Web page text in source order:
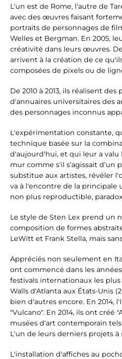
L'un est de Rome, l'autre de
avec des œuvres faisant
portraits de personnages de
Welles et Bergman. En 2005,
créativité dans leurs œuvres.
arrivent à la création de ce
composées de pixels ou de
De 2010 à 2013, ils réalisent
d'annuaires universitaires des
des personnages inconnus
L'expérimentation constante,
technique basée sur la
d'aujourd'hui, et qui leur a valu
mur comme s'il s'agissait d'un
substitue aux artistes, révéler
va à l'encontre de la
non plus reproductible,
Le style de Sten Lex prend un
composition de formes
LeWitt et Frank Stella, mais
Appréciés non seulement en
ont commencé dans les
festivals internationaux les
Walls d'Atlanta aux États-Unis
bien d'autres encore. En
"Vulcano". En 2014, ils ont créé
musées d'art contemporain tels
L'un de leurs derniers projets à
L'installation d'affiches au